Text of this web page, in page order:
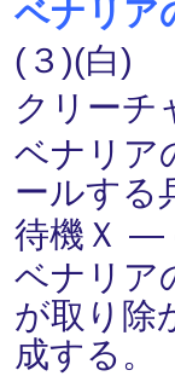
ベナリア
(３)(白)
クリー
ベナリア
ールする
待機Ｘ ―
ベナリア
が取り除
成する。